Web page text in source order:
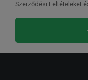
Szerződési Feltételeket